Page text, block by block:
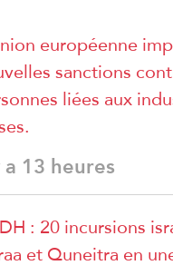
européenne
sanctions
liées aux
13 heures
: 20 incursions
et Quneitra en